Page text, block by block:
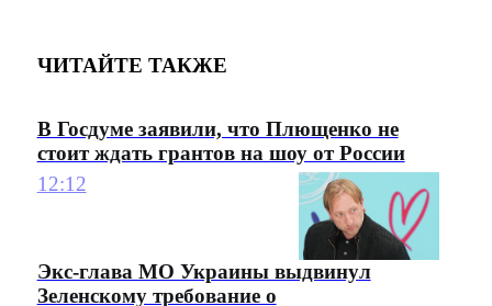
ЧИТАЙТЕ ТАКЖЕ
В Госдуме заявили, что Плющенко не
стоит ждать грантов на шоу от России
12:12
Экс-глава МО Украины выдвинул
Зеленскому требование о